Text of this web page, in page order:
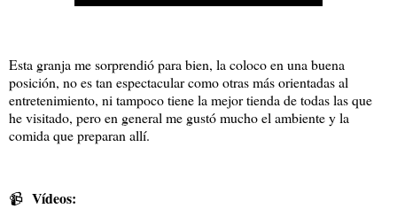
Esta granja me sorprendió para bien, la coloco en una buena
posición, no es tan espectacular como otras más orientadas al
entretenimiento, ni tampoco tiene la mejor tienda de todas las que
he visitado, pero en general me gustó mucho el ambiente y la
comida que preparan allí.
📹 Vídeos: